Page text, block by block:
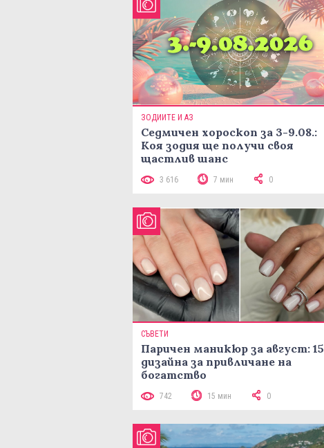
ЗОДИИТЕ И АЗ
Седмичен хороскоп за 3-9.08.:
Коя зодия ще получи своя
щастлив шанс
3 616 7 мин 0
СЪВЕТИ
Паричен маникюр за август: 15
дизайна за привличане на
богатство
742 15 мин 0